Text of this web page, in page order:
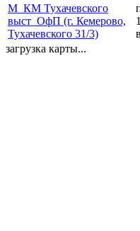
М_КМ Тухачевского
выст_ОфП (г. Кемерово,
Тухачевского 31/3)
загрузка карты...